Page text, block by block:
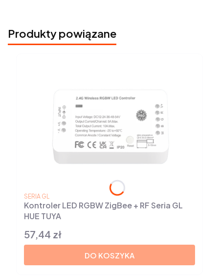
Produkty powiązane
Kontroler LED RGBW ZigBee + RF Seria GL
HUE TUYA
PRODUCENT
SERIA GL
Cena
57,44 zł
DO KOSZYKA